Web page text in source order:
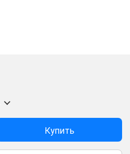
Купить